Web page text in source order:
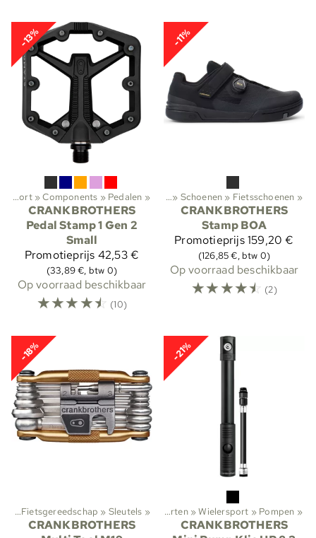
-13%
Wielersport ‪»Components ‪» Pedalen ‪»
CRANKBROTHERS
Pedal Stamp 1 Gen 2
Small
Promotieprijs 42,53 €
(33,89 €, btw 0)
Op voorraad beschikbaar
☆☆☆☆☆ (10)
-11%
Sporten‪»Buitenactiviteiten ‪» Schoenen ‪» Fietsschoenen ‪»
CRANKBROTHERS
Stamp BOA
Promotieprijs159,20 €
(126,85 €, btw 0)
Op voorraad beschikbaar
☆☆☆☆☆ (2)
-18%
‪» Fietsgereedschap ‪» Sleutels ‪»
CRANKBROTHERS
-21%
Sporten ‪»Wielersport ‪» Pompen ‪»
CRANKBROTHERS